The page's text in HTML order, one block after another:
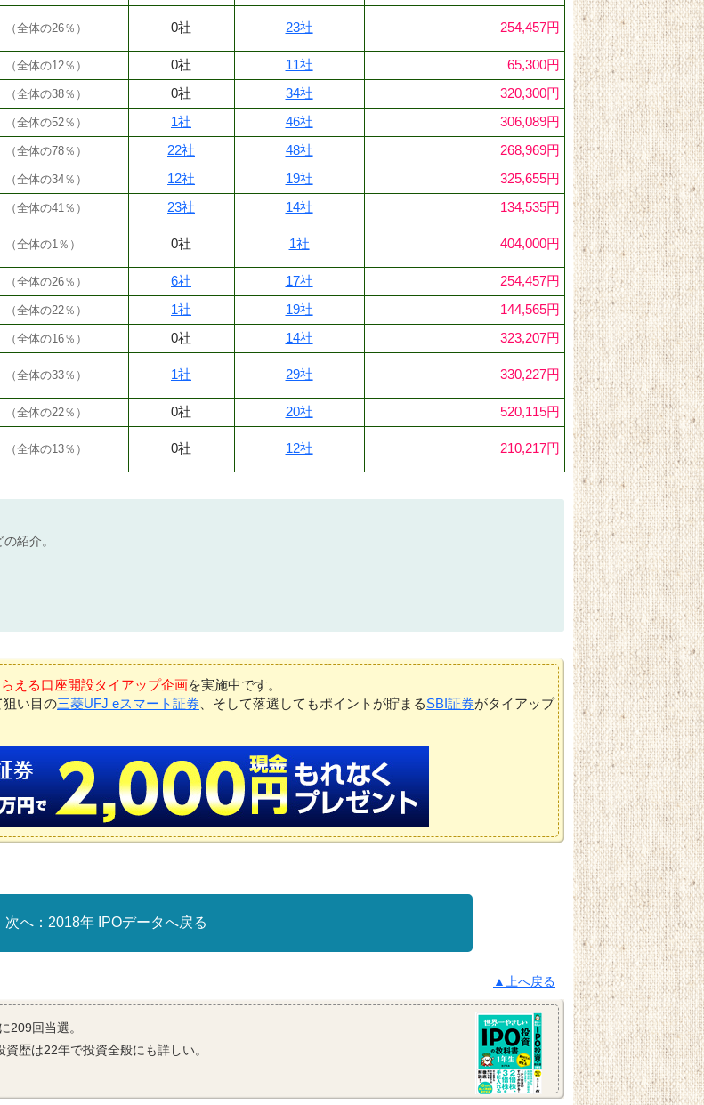
（全体の26％ ） 0社 23社 254,457円
（全体の12％ ） 0社 11社
65,300円
（全体の38％ ） 0社 34社
320,300円
（全体の52％ ） 1社 46社
306,089円
（全体の78％ ） 22社 48社
268,969円
（全体の34％ ） 12社 19社
325,655円
（全体の41％ ） 23社 14社 134,535円
（全体の1％ ） 0社 1社 404,000円
（全体の26％ ） 6社 17社
254,457円
（全体の22％ ） 1社 19社
144,565円
（全体の16％ ） 0社 14社 323,207円
（全体の33％ ） 1社 29社 330,227円
（全体の22％ ） 0社 20社 520,115円
（全体の13％ ） 0社 12社 210,217円
紹介。
える口座開設タイアップ企画を実施中です。
狙い目の三菱UFJ eスマート証券 、そして落選してもポイントが貯まるSBI証券がタイアップ
2018年 IPOデータへ戻る
▲上へ戻る
209回当選。
資歴は22年で投資全般にも詳しい。